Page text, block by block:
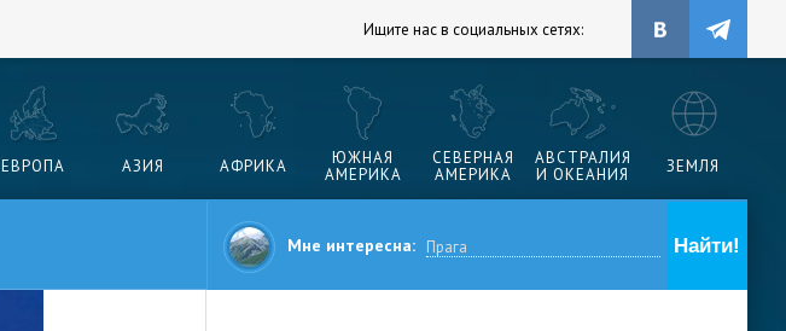
Ищите нас в социальных сетях:
ЕВРОПА АЗИЯ АФРИКА
ЮЖНАЯ
АМЕРИКА
СЕВЕРНАЯ
АМЕРИКА
АВСТРАЛИЯ
И ОКЕАНИЯ
ЗЕМЛЯ
Мне интересна: